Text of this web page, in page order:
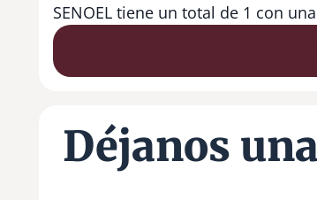
SENOEL tiene un total de 1 con
Déjanos